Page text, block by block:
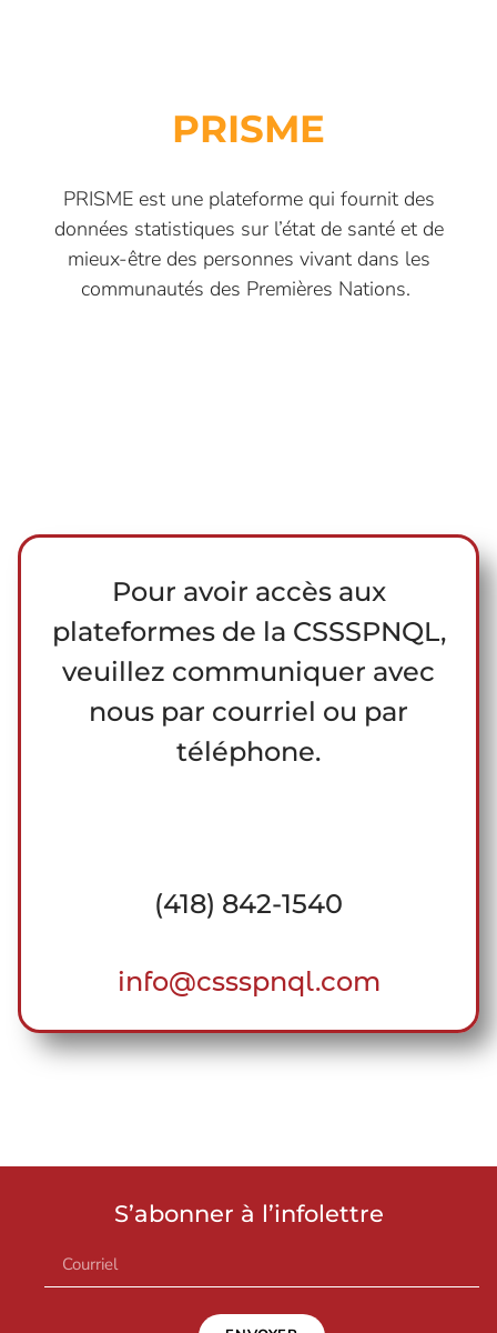
PRISME
PRISME est une plateforme qui fournit des
données statistiques sur l’état de santé et de
mieux-être des personnes vivant dans les
communautés des Premières Nations.
Pour avoir accès aux
plateformes de la CSSSPNQL,
veuillez communiquer avec
nous par courriel ou par
téléphone.
(418) 842-1540
info@cssspnql.com
S’abonner à l’infolettre